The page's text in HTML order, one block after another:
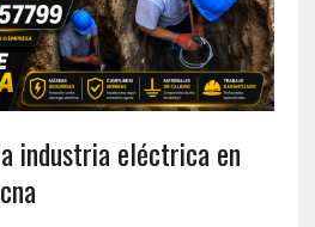
industria eléctrica en